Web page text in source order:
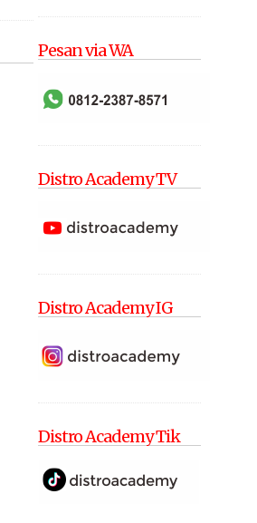
Pesan via WA
Distro Academy TV
Distro Academy IG
Distro Academy Tik